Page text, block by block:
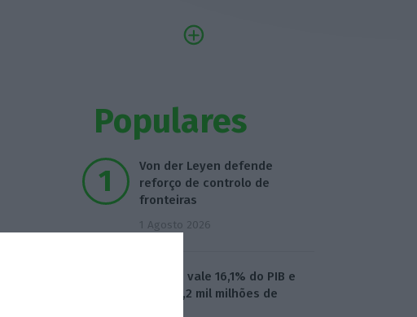
Populares
Von der Leyen defende
reforço de controlo de
fronteiras
1 Agosto 2026
Turismo vale 16,1% do PIB e
gera 36,2 mil milhões de